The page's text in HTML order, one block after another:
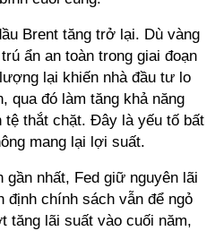
Brent tăng trở lại. Dù vàng
ẩn an toàn trong giai đoạn
lại khiến nhà đầu tư lo
qua đó làm tăng khả năng
thắt chặt. Đây là yếu tố bất
mang lại lợi suất.
gần nhất, Fed giữ nguyên lãi
định chính sách vẫn để ngỏ
tăng lãi suất vào cuối năm,